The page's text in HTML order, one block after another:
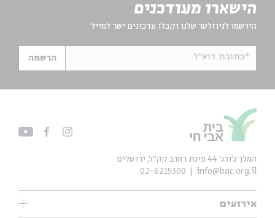
הישארו מעודכנים
הירשמו לניוזלטר שלנו וקבלו עדכונים ישר למייל
*כתובת דוא"ל הרשמה
אירועים
המלך ג'ורג' 44 פינת רחוב קק״ל, ירושלים
info@bac.org.il
02-6215300